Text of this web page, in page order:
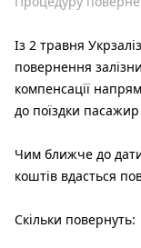
Із 2 травня
повернення
компенсації
до поїздки
Чим ближче до
коштів вдасться
Скільки повернуть: